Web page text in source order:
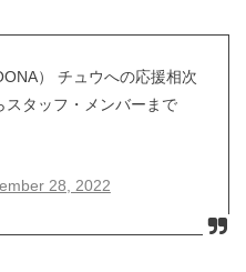
） チュウへの応援相次
タッフ・メンバーまで
28, 2022